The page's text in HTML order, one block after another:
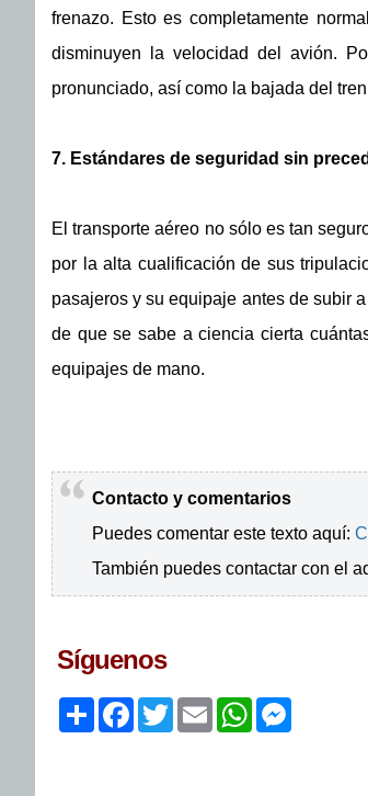
frenazo. Esto es completamente
disminuyen la velocidad del avión.
pronunciado, así como la bajada del
7. Estándares de seguridad sin
El transporte aéreo no sólo es tan
por la alta cualificación de sus
pasajeros y su equipaje antes de subir
de que se sabe a ciencia cierta
equipajes de mano.
Contacto y comentarios
Puedes comentar este texto aquí:
También puedes contactar con el
Síguenos
ShareFacebook
TwitterEmailWhatsApp